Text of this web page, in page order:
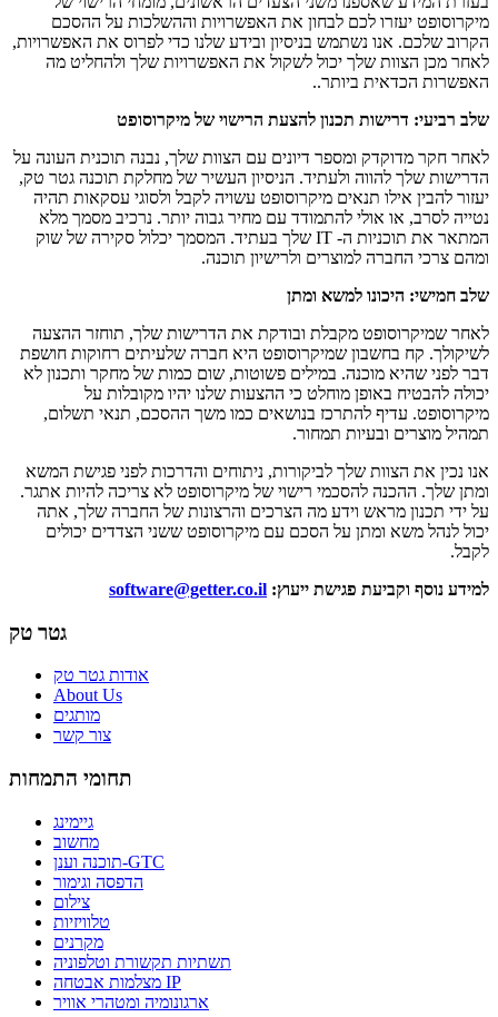
מיקרוסופט יעזרו לכם לבחון את האפשרויות וההשלכות על ההסכם
הקרוב שלכם. אנו נשתמש בניסיון ובידע שלנו כדי לפרוס את האפשרויות,
לאחר מכן הצוות שלך יכול לשקול את האפשרויות שלך ולהחליט מה
האפשרות הכדאית ביותר..
שלב רביעי: דרישות תכנון להצעת הרישוי של מיקרוסופט
לאחר חקר מדוקדק ומספר דיונים עם הצוות שלך, נבנה תוכנית העונה על
הדרישות שלך להווה ולעתיד. הניסיון העשיר של מחלקת תוכנה גטר טק,
יעזור להבין אילו תנאים מיקרוסופט עשויה לקבל ולסוגי עסקאות תהיה
נטייה לסרב, או אולי להתמודד עם מחיר גבוה יותר. נרכיב מסמך מלא
המתאר את תוכניות ה- IT שלך בעתיד. המסמך יכלול סקירה של שוק
ומהם צרכי החברה למוצרים ולרישיון תוכנה.
שלב חמישי: היכונו למשא ומתן
לאחר שמיקרוסופט מקבלת ובודקת את הדרישות שלך, תוחזר ההצעה
לשיקולך. קח בחשבון שמיקרוסופט היא חברה שלעיתים רחוקות חושפת
דבר לפני שהיא מוכנה. במילים פשוטות, שום כמות של מחקר ותכנון לא
יכולה להבטיח באופן מוחלט כי ההצעות שלנו יהיו מקובלות על
מיקרוסופט. עדיף להתרכז בנושאים כמו משך ההסכם, תנאי תשלום,
תמהיל מוצרים ובעיות תמחור.
אנו נכין את הצוות שלך לביקורות, ניתוחים והדרכות לפני פגישת המשא
ומתן שלך. ההכנה להסכמי רישוי של מיקרוסופט לא צריכה להיות אתגר.
על ידי תכנון מראש וידע מה הצרכים והרצונות של החברה שלך, אתה
יכול לנהל משא ומתן על הסכם עם מיקרוסופט ששני הצדדים יכולים
לקבל.
למידע נוסף וקביעת פגישת ייעוץ: software@getter.co.il
גטר טק
אודות גטר טק
About Us
מותגים
צור קשר
תחומי התמחות
גיימינג
מחשוב
תוכנה וענן-GTC
הדפסה וגימור
צילום
טלוויזיות
מקרנים
תשתיות תקשורת וטלפוניה
מצלמות אבטחה IP
ארגונומיה ומטהרי אוויר